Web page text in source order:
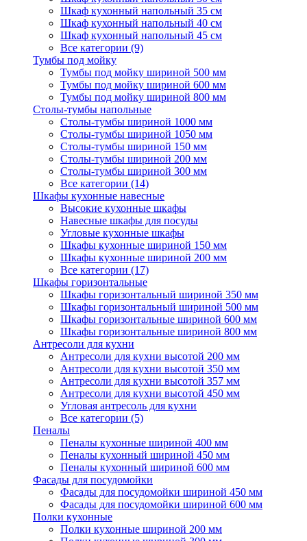
Шкаф кухонный напольный 35 см
Шкаф кухонный напольный 40 см
Шкаф кухонный напольный 45 см
Все категории (9)
Тумбы под мойку
Тумбы под мойку шириной 500 мм
Тумбы под мойку шириной 600 мм
Тумбы под мойку шириной 800 мм
Столы-тумбы напольные
Столы-тумбы шириной 1000 мм
Столы-тумбы шириной 1050 мм
Столы-тумбы шириной 150 мм
Столы-тумбы шириной 200 мм
Столы-тумбы шириной 300 мм
Все категории (14)
Шкафы кухонные навесные
Высокие кухонные шкафы
Навесные шкафы для посуды
Угловые кухонные шкафы
Шкафы кухонные шириной 150 мм
Шкафы кухонные шириной 200 мм
Все категории (17)
Шкафы горизонтальные
Шкафы горизонтальный шириной 350 мм
Шкафы горизонтальный шириной 500 мм
Шкафы горизонтальные шириной 600 мм
Шкафы горизонтальные шириной 800 мм
Антресоли для кухни
Антресоли для кухни высотой 200 мм
Антресоли для кухни высотой 350 мм
Антресоли для кухни высотой 357 мм
Антресоли для кухни высотой 450 мм
Угловая антресоль для кухни
Все категории (5)
Пеналы
Пеналы кухонные шириной 400 мм
Пеналы кухонный шириной 450 мм
Пеналы кухонный шириной 600 мм
Фасады для посудомойки
Фасады для посудомойки шириной 450 мм
Фасады для посудомойки шириной 600 мм
Полки кухонные
Полки кухонные шириной 200 мм